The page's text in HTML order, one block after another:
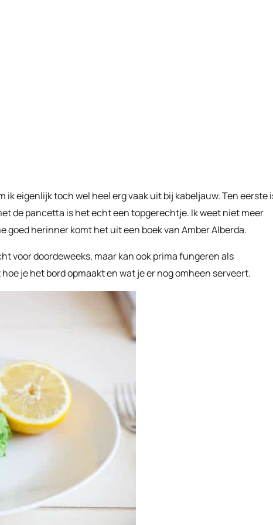
eigenlijk toch wel heel erg vaak uit bij kabeljauw. Ten eerste
de pancetta is het echt een topgerechtje. Ik weet niet meer
goed herinner komt het uit een boek van Amber Alberda.
voor doordeweeks, maar kan ook prima fungeren als
je het bord opmaakt en wat je er nog omheen serveert.